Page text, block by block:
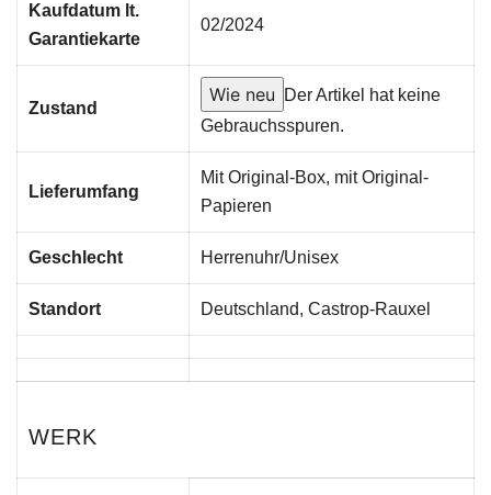
Kaufdatum lt.
Garantiekarte
02/2024
Zustand
Wie neu
Der Artikel hat keine
Gebrauchsspuren.
Lieferumfang
Mit Original-Box, mit Original-
Papieren
Geschlecht Herrenuhr/Unisex
Standort Deutschland, Castrop-Rauxel
WERK